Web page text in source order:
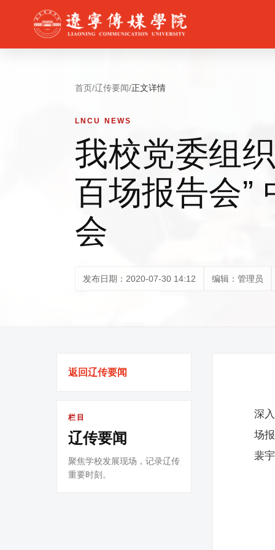
首页/辽传要闻/正文详情
LNCU NEWS
我校党委组
百场报告会”
会
发布日期：2020-07-30 14:12 编辑：管理员
返回辽传要闻
栏目
辽传要闻
聚焦学校发展现场，记录辽传
重要时刻。
深
场
裴